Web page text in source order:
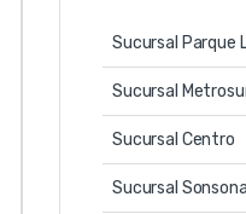
Sucursal Parque
Sucursal
Sucursal Centro
Sucursal